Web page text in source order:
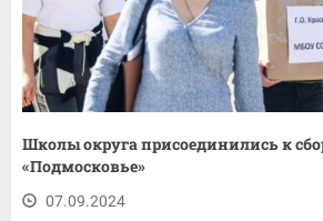
Школы округа присоединились к
«Подмосковье»
07.09.2024